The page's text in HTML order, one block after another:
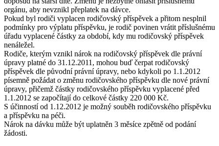
orgánu, aby nevznikl přeplatek na dávce.
Pokud byl rodiči vyplacen rodičovský příspěvek a přitom nesplnil
podmínky pro výplatu příspěvku, je rodič povinen vrátit příslušnému
úřadu vyplacené částky za období, kdy mu rodičovský příspěvek
nenáležel.
Rodiče, kterým vznikl nárok na rodičovský příspěvek dle právní
úpravy platné do 31.12.2011, mohou buď čerpat rodičovský
příspěvek dle původní právní úpravy, nebo kdykoli po 1.1.2012
písemně požádat o změnu rodičovského příspěvku dle nové právní
úpravy, přičemž částky rodičovského příspěvku vyplacené před
1.1.2012 se započítají do celkové částky 220 000 Kč.
S účinností od 1.12.2012 je možný souběh rodičovského příspěvku
a příspěvku na péči.
Nárok na dávku může být uplatněn 3 měsíce zpětně od podání
žádosti.